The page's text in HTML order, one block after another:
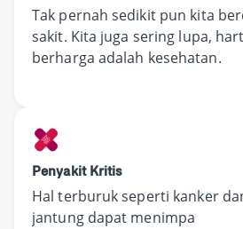
Tak pernah sedikit pun kita
sakit. Kita juga sering lupa,
berharga adalah kesehatan.
Penyakit Kritis
Hal terburuk seperti kanker
jantung dapat menimpa